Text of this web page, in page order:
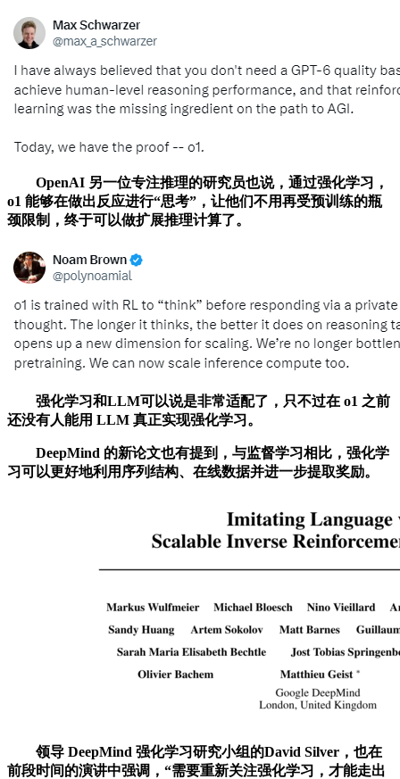
OpenAI 另一位专注推理的研究员也说，通过强化学习，
o1 能够在做出反应进行“思考”，让他们不用再受预训练的瓶
颈限制，终于可以做扩展推理计算了。
强化学习和LLM可以说是非常适配了，只不过在 o1 之前
还没有人能用 LLM 真正实现强化学习。
DeepMind 的新论文也有提到，与监督学习相比，强化学
习可以更好地利用序列结构、在线数据并进一步提取奖励。
领导 DeepMind 强化学习研究小组的David Silver，也在
前段时间的演讲中强调，“需要重新关注强化学习，才能走出